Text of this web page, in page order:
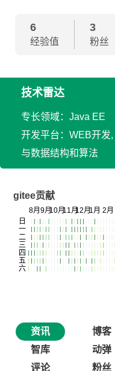
6
经验值
3
粉丝
技术雷达
专长领域：Java EE
开发平台：WEB开发
与数据结构和算法
gitee贡献
资讯 博客
智库
动弹
评论
粉丝